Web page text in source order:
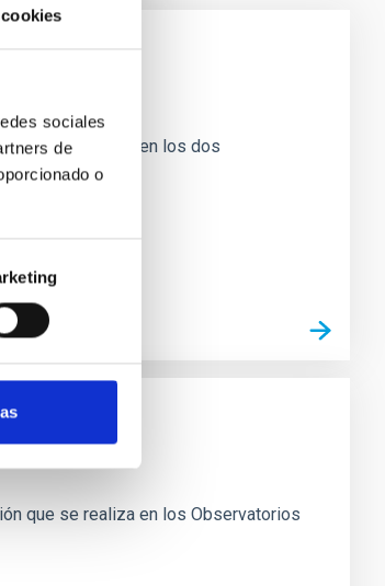
sociales
de
o
que se realiza en los dos
que se realiza en los Observatorios